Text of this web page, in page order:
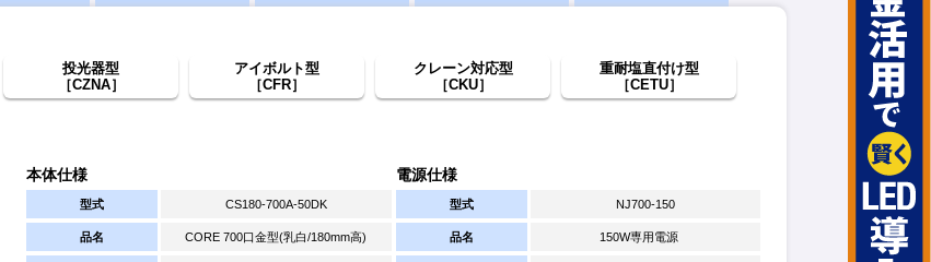
投光器型
［CZNA］
アイボルト型
［CFR］
クレーン対応型
［CKU］
重耐塩直付け型
［CETU］
本体仕様
型式 CS180-700A-50DK
品名 CORE 700口金型(乳白/180mm高)
電源仕様
型式 NJ700-150
品名 150W専用電源